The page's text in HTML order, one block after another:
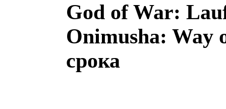
God of War:
Onimusha: Way
срока